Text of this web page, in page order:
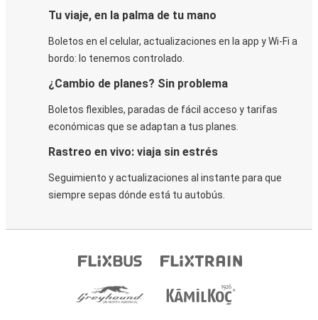
Tu viaje, en la palma de tu mano
Boletos en el celular, actualizaciones en la app y Wi-Fi a
bordo: lo tenemos controlado.
¿Cambio de planes? Sin problema
Boletos flexibles, paradas de fácil acceso y tarifas
económicas que se adaptan a tus planes.
Rastreo en vivo: viaja sin estrés
Seguimiento y actualizaciones al instante para que
siempre sepas dónde está tu autobús.